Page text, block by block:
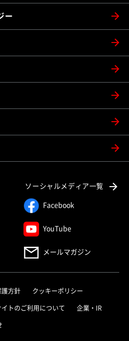
ー
ソーシャルメディア一覧
Facebook
YouTube
メールマガジン
護方針 クッキーポリシー
イトのご利用について 企業・IR